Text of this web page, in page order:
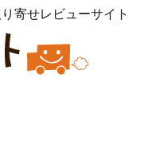
寄せレビューサイト